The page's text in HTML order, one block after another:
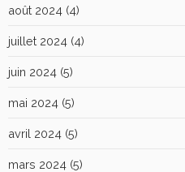
août 2024 (4)
juillet 2024 (4)
juin 2024 (5)
mai 2024 (5)
avril 2024 (5)
mars 2024 (5)